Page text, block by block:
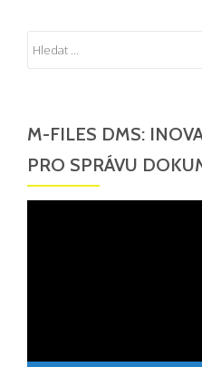
M-FILES DMS:
PRO SPRÁVU